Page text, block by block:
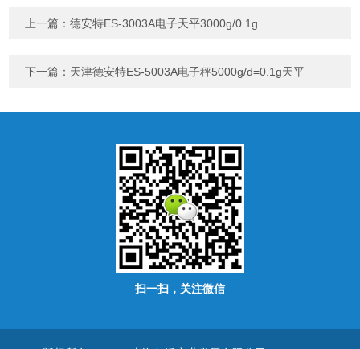
上一篇：德安特ES-3003A电子天平3000g/0.1g
下一篇： 天津德安特ES-5003A电子秤5000g/d=0.1g天平
扫一扫，关注微信